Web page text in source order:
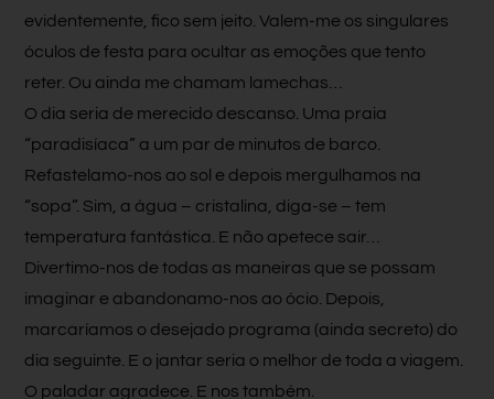
evidentemente, fico sem jeito. Valem-me os singulares
óculos de festa para ocultar as emoções que tento
reter. Ou ainda me chamam lamechas…
O dia seria de merecido descanso. Uma praia
“paradisíaca” a um par de minutos de barco.
Refastelamo-nos ao sol e depois mergulhamos na
“sopa”. Sim, a água – cristalina, diga-se – tem
temperatura fantástica. E não apetece sair…
Divertimo-nos de todas as maneiras que se possam
imaginar e abandonamo-nos ao ócio. Depois,
marcaríamos o desejado programa (ainda secreto) do
dia seguinte. E o jantar seria o melhor de toda a viagem.
O paladar agradece. E nos também.